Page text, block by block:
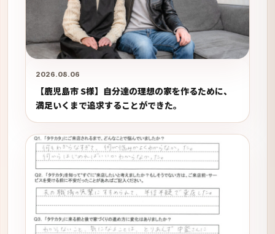
2026.08.06
【鹿児島市 S様】自分達の理想の家を作るために、
満足いくまで追求することができた。